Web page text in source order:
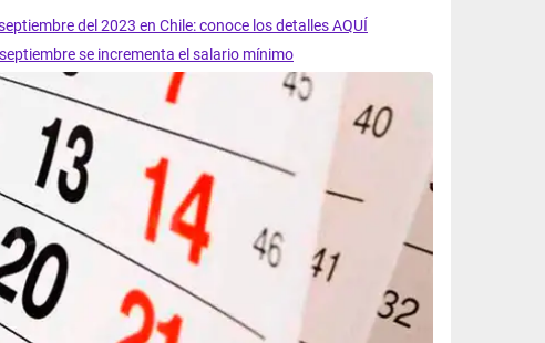
del 2023 en Chile: conoce los detalles AQUÍ
se incrementa el salario mínimo